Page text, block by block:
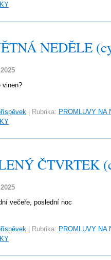
NEDĚLE
vinen?
Rubrika: PROMLUVY NA
ČTVRTEK
večeře, poslední noc
Rubrika: PROMLUVY NA